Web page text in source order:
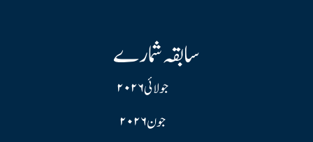
سابقہ شمارے
جولائی ۲۰۲۶
جون ۲۰۲۶